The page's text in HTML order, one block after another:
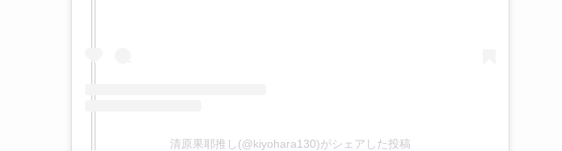
清原果耶推し(@kiyohara130)がシェアした投稿